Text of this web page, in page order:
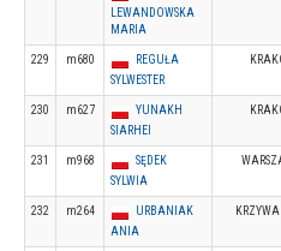
LEWANDOWSKA
MARIA
229 m680
REGUŁA
SYLWESTER
230 m627
YUNAKH
SIARHEI
231 m968
SĘDEK
SYLWIA
232 m264
URBANIAK
ANIA